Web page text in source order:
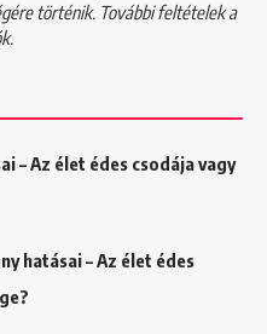
történik. További feltételek a
– Az élet édes csodája vagy
hatásai – Az élet édes